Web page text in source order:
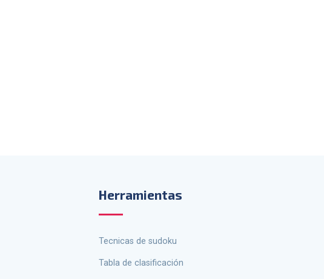
Herramientas
tecnicas de sudoku
Tabla de clasificación